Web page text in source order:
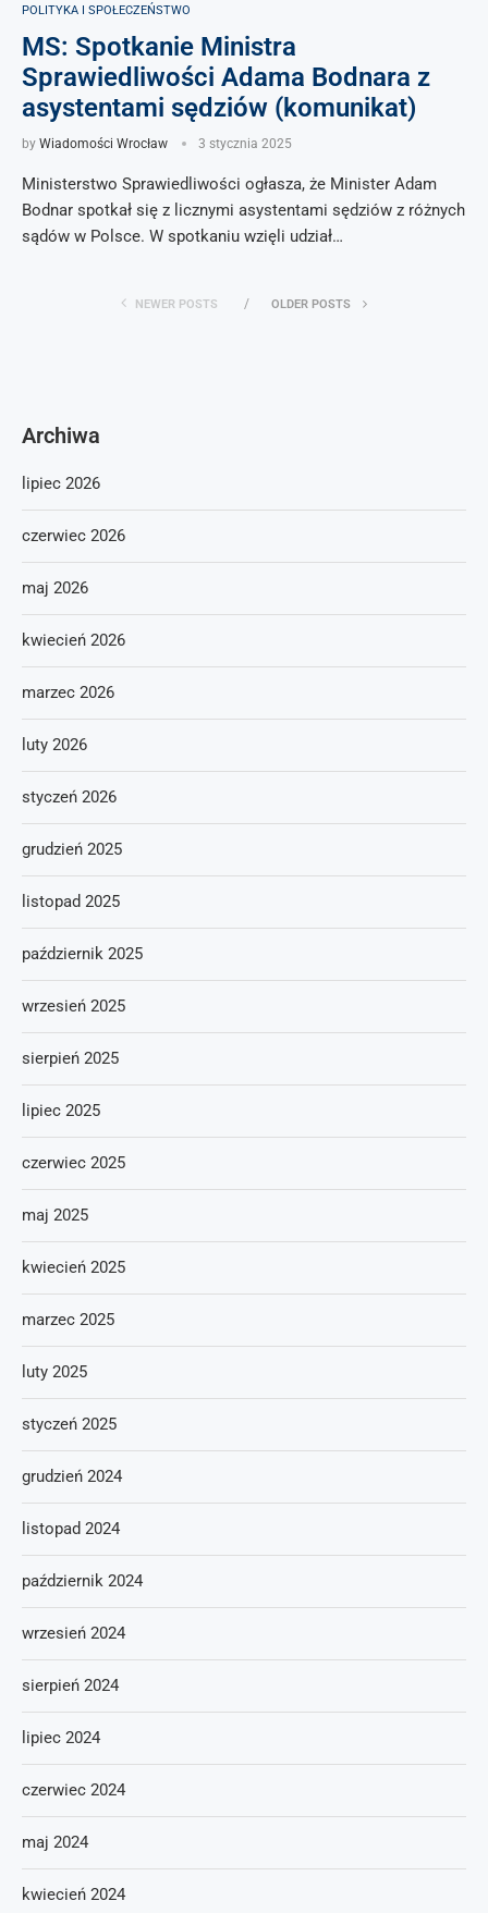
POLITYKA I SPOŁECZEŃSTWO
MS: Spotkanie Ministra
Sprawiedliwości Adama Bodnara z
asystentami sędziów (komunikat)
by Wiadomości Wrocław 3 stycznia 2025
Ministerstwo Sprawiedliwości ogłasza, że Minister Adam
Bodnar spotkał się z licznymi asystentami sędziów z różnych
sądów w Polsce. W spotkaniu wzięli udział…
NEWER POSTS OLDER POSTS
Archiwa
lipiec 2026
czerwiec 2026
maj 2026
kwiecień 2026
marzec 2026
luty 2026
styczeń 2026
grudzień 2025
listopad 2025
październik 2025
wrzesień 2025
sierpień 2025
lipiec 2025
czerwiec 2025
maj 2025
kwiecień 2025
marzec 2025
luty 2025
styczeń 2025
grudzień 2024
listopad 2024
październik 2024
wrzesień 2024
sierpień 2024
lipiec 2024
czerwiec 2024
maj 2024
kwiecień 2024